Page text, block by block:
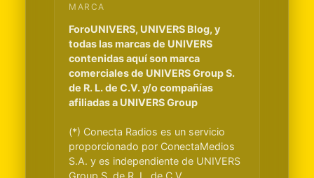
MARCA
ForoUNIVERS, UNIVERS Blog, y
todas las marcas de UNIVERS
contenidas aquí son marca
comerciales de UNIVERS Group S.
de R. L. de C.V. y/o compañías
afiliadas a UNIVERS Group
(*) Conecta Radios es un servicio
proporcionado por ConectaMedios
S.A. y es independiente de UNIVERS
Group S. de R. L. de C.V.